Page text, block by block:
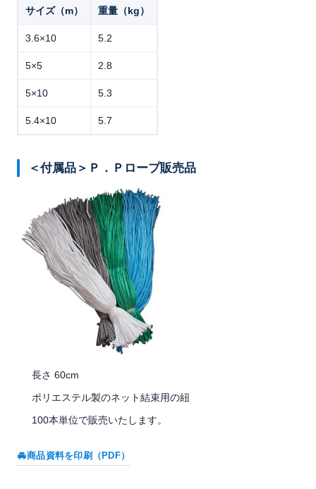
サイズ（m） 重量（kg）
3.6×10 5.2
5×5 2.8
5×10 5.3
5.4×10 5.7
＜付属品＞Ｐ．Ｐロープ販売品
長さ 60cm
ポリエステル製のネット結束用の紐
100本単位で販売いたします。
商品資料を印刷（PDF）